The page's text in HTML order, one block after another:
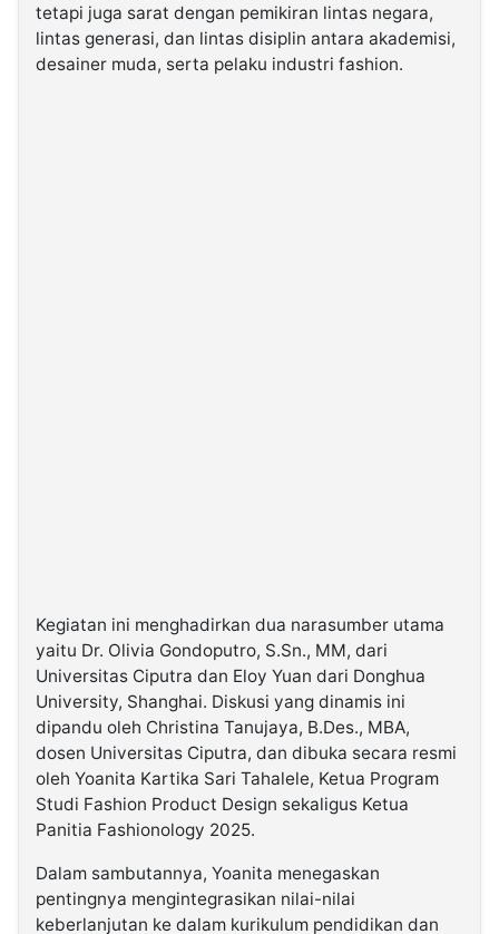
tetapi juga sarat dengan pemikiran lintas negara,
lintas generasi, dan lintas disiplin antara akademisi,
desainer muda, serta pelaku industri fashion.
Kegiatan ini menghadirkan dua narasumber utama
yaitu Dr. Olivia Gondoputro, S.Sn., MM, dari
Universitas Ciputra dan Eloy Yuan dari Donghua
University, Shanghai. Diskusi yang dinamis ini
dipandu oleh Christina Tanujaya, B.Des., MBA,
dosen Universitas Ciputra, dan dibuka secara resmi
oleh Yoanita Kartika Sari Tahalele, Ketua Program
Studi Fashion Product Design sekaligus Ketua
Panitia Fashionology 2025.
Dalam sambutannya, Yoanita menegaskan
pentingnya mengintegrasikan nilai-nilai
keberlanjutan ke dalam kurikulum pendidikan dan